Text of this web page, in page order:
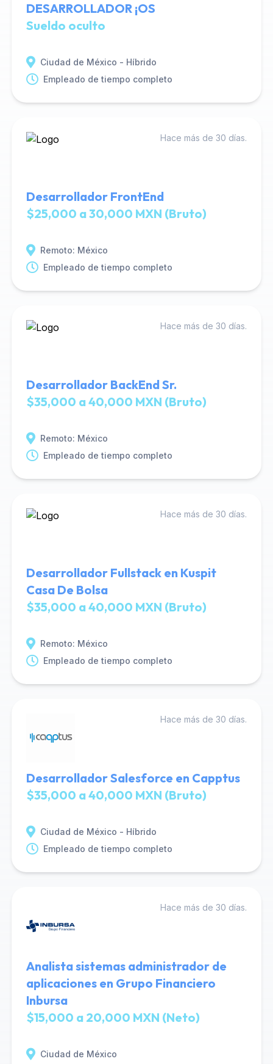
DESARROLLADOR ¡OS
Sueldo oculto
Ciudad de México - Híbrido
Empleado de tiempo completo
Hace más de 30 días.
Desarrollador FrontEnd
$25,000 a 30,000 MXN (Bruto)
Remoto: México
Empleado de tiempo completo
Hace más de 30 días.
Desarrollador BackEnd Sr.
$35,000 a 40,000 MXN (Bruto)
Remoto: México
Empleado de tiempo completo
Hace más de 30 días.
Desarrollador Fullstack en Kuspit
Casa De Bolsa
$35,000 a 40,000 MXN (Bruto)
Remoto: México
Empleado de tiempo completo
Hace más de 30 días.
Desarrollador Salesforce en Capptus
$35,000 a 40,000 MXN (Bruto)
Ciudad de México - Híbrido
Empleado de tiempo completo
Hace más de 30 días.
Analista sistemas administrador de
aplicaciones en Grupo Financiero
Inbursa
$15,000 a 20,000 MXN (Neto)
Ciudad de México